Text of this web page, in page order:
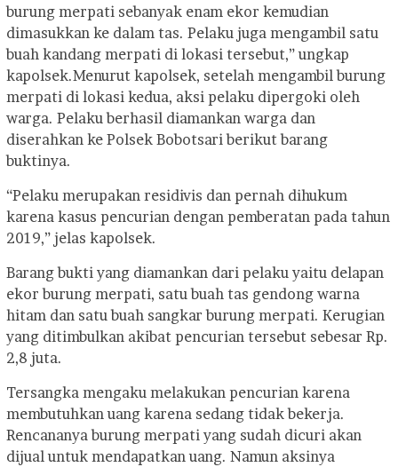
burung merpati sebanyak enam ekor kemudian
dimasukkan ke dalam tas. Pelaku juga mengambil satu
buah kandang merpati di lokasi tersebut,” ungkap
kapolsek.Menurut kapolsek, setelah mengambil burung
merpati di lokasi kedua, aksi pelaku dipergoki oleh
warga. Pelaku berhasil diamankan warga dan
diserahkan ke Polsek Bobotsari berikut barang
buktinya.
“Pelaku merupakan residivis dan pernah dihukum
karena kasus pencurian dengan pemberatan pada tahun
2019,” jelas kapolsek.
Barang bukti yang diamankan dari pelaku yaitu delapan
ekor burung merpati, satu buah tas gendong warna
hitam dan satu buah sangkar burung merpati. Kerugian
yang ditimbulkan akibat pencurian tersebut sebesar Rp.
2,8 juta.
Tersangka mengaku melakukan pencurian karena
membutuhkan uang karena sedang tidak bekerja.
Rencananya burung merpati yang sudah dicuri akan
dijual untuk mendapatkan uang. Namun aksinya